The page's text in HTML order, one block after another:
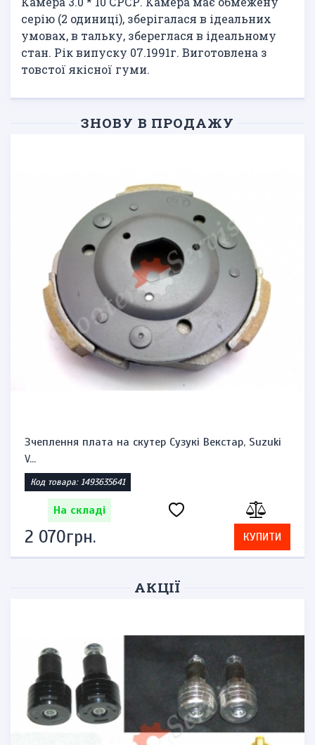
серію (2 одиниці), зберігалася в ідеальних
умовах, в тальку, збереглася в ідеальному
стан. Рік випуску 07.1991г. Виготовлена ​​з
товстої якісної гуми.
ЗНОВУ В ПРОДАЖУ
Зчеплення плата на скутер Сузукі Векстар, Suzuki
V...
Код товара: 1493635641
На складі
2 070грн. КУПИТИ
АКЦІЇ